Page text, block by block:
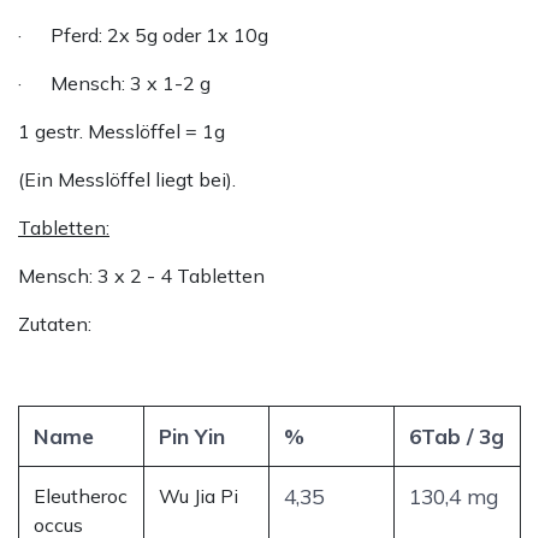
· Pferd: 2x 5g oder 1x 10g
· Mensch: 3 x 1-2 g
1 gestr. Messlöffel = 1g
(Ein Messlöffel liegt bei).
Tabletten:
Mensch: 3 x 2 - 4 Tabletten
Zutaten:
Name Pin Yin % 6Tab / 3g
Eleutheroc
occus
Wu Jia Pi 4,35 130,4 mg